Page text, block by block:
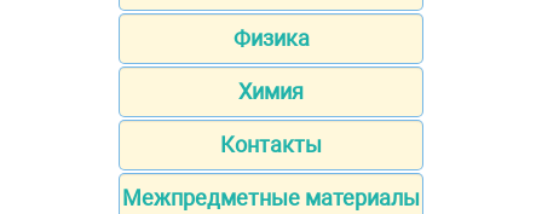
Физика
Химия
Контакты
Межпредметные материалы